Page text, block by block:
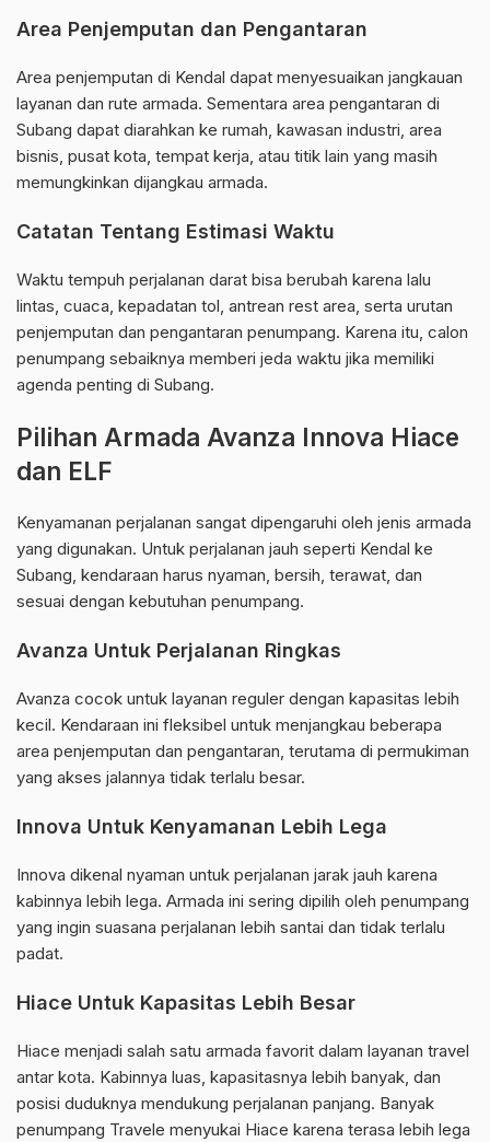
Area Penjemputan dan Pengantaran
Area penjemputan di Kendal dapat menyesuaikan jangkauan
layanan dan rute armada. Sementara area pengantaran di
Subang dapat diarahkan ke rumah, kawasan industri, area
bisnis, pusat kota, tempat kerja, atau titik lain yang masih
memungkinkan dijangkau armada.
Catatan Tentang Estimasi Waktu
Waktu tempuh perjalanan darat bisa berubah karena lalu
lintas, cuaca, kepadatan tol, antrean rest area, serta urutan
penjemputan dan pengantaran penumpang. Karena itu, calon
penumpang sebaiknya memberi jeda waktu jika memiliki
agenda penting di Subang.
Pilihan Armada Avanza Innova Hiace
dan ELF
Kenyamanan perjalanan sangat dipengaruhi oleh jenis armada
yang digunakan. Untuk perjalanan jauh seperti Kendal ke
Subang, kendaraan harus nyaman, bersih, terawat, dan
sesuai dengan kebutuhan penumpang.
Avanza Untuk Perjalanan Ringkas
Avanza cocok untuk layanan reguler dengan kapasitas lebih
kecil. Kendaraan ini fleksibel untuk menjangkau beberapa
area penjemputan dan pengantaran, terutama di permukiman
yang akses jalannya tidak terlalu besar.
Innova Untuk Kenyamanan Lebih Lega
Innova dikenal nyaman untuk perjalanan jarak jauh karena
kabinnya lebih lega. Armada ini sering dipilih oleh penumpang
yang ingin suasana perjalanan lebih santai dan tidak terlalu
padat.
Hiace Untuk Kapasitas Lebih Besar
Hiace menjadi salah satu armada favorit dalam layanan travel
antar kota. Kabinnya luas, kapasitasnya lebih banyak, dan
posisi duduknya mendukung perjalanan panjang. Banyak
penumpang Travele menyukai Hiace karena terasa lebih lega